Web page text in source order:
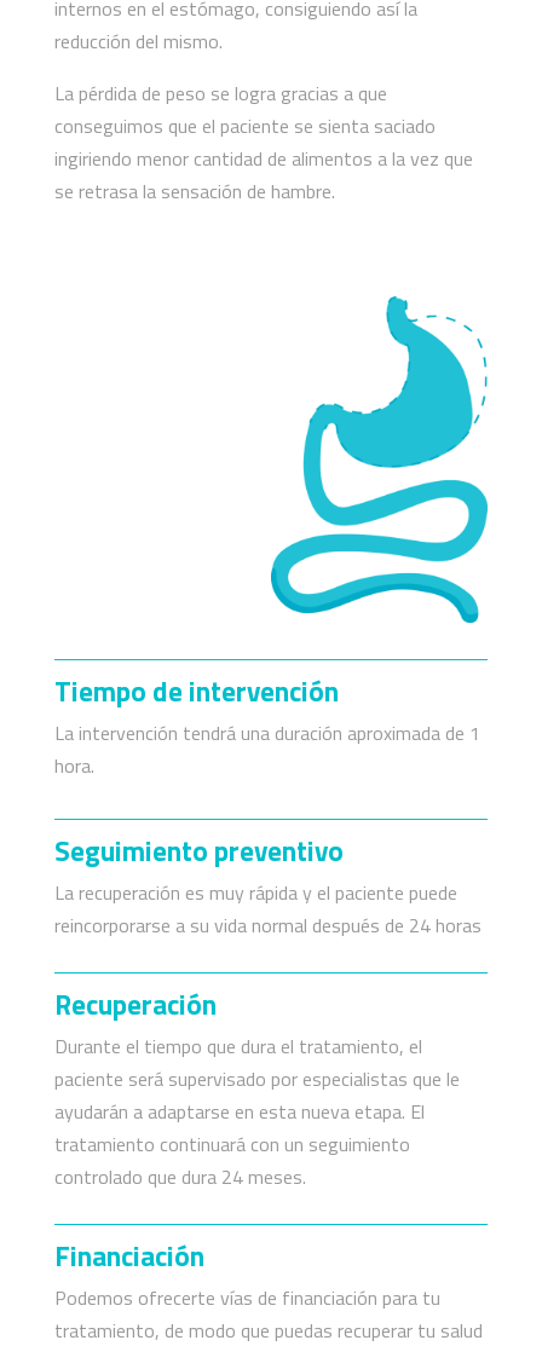
internos en el estómago, consiguiendo así la
reducción del mismo.
La pérdida de peso se logra gracias a que
conseguimos que el paciente se sienta saciado
ingiriendo menor cantidad de alimentos a la vez que
se retrasa la sensación de hambre.
Tiempo de intervención
La intervención tendrá una duración aproximada de 1
hora.
Seguimiento preventivo
La recuperación es muy rápida y el paciente puede
reincorporarse a su vida normal después de 24 horas
Recuperación
Durante el tiempo que dura el tratamiento, el
paciente será supervisado por especialistas que le
ayudarán a adaptarse en esta nueva etapa. El
tratamiento continuará con un seguimiento
controlado que dura 24 meses.
Financiación
Podemos ofrecerte vías de financiación para tu
tratamiento, de modo que puedas recuperar tu salud